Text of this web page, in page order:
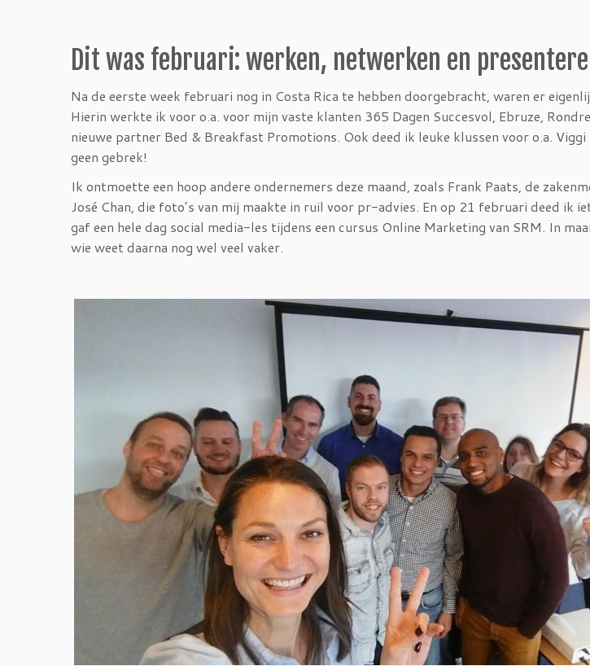
Dit was februari: werken, netwerken en
Na de eerste week februari nog in Costa Rica te hebben doorgebracht, waren er
Hierin werkte ik voor o.a. voor mijn vaste klanten 365 Dagen Succesvol, Ebruze,
nieuwe partner Bed & Breakfast Promotions. Ook deed ik leuke klussen voor o.a. Viggi
geen gebrek!
Ik ontmoette een hoop andere ondernemers deze maand, zoals Frank Paats, de
José Chan, die foto’s van mij maakte in ruil voor pr-advies. En op 21 februari deed ik
gaf een hele dag social media-les tijdens een cursus Online Marketing van SRM. In
wie weet daarna nog wel veel vaker.